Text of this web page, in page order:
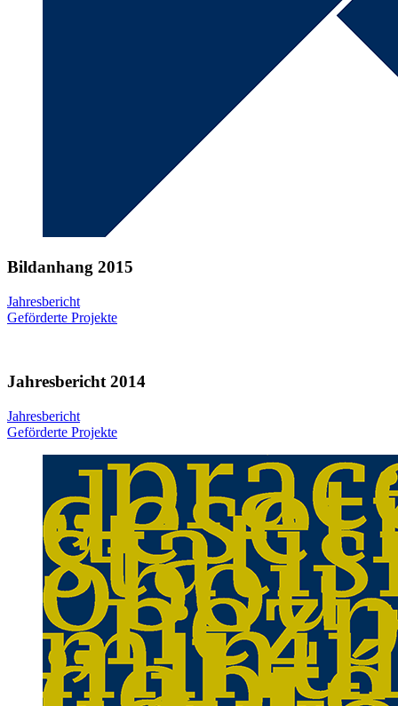
Bildanhang 2015
Jahresbericht
Geförderte Projekte
Jahresbericht 2014
Jahresbericht
Geförderte Projekte